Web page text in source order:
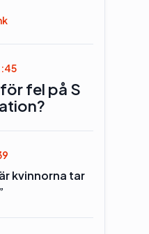
fel på S
kvinnorna tar